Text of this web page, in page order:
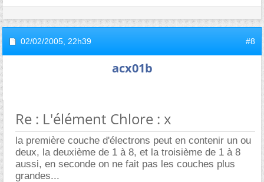
02/02/2005, 22h39 #8
acx01b
Re : L'élément Chlore : x
la première couche d'électrons peut en contenir un ou
deux, la deuxième de 1 à 8, et la troisième de 1 à 8
aussi, en seconde on ne fait pas les couches plus
grandes...